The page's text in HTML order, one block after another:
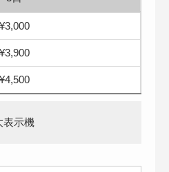
¥3,000
¥3,900
¥4,500
表示機